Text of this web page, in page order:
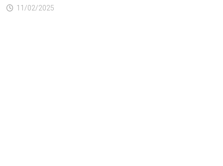
11/02/2025